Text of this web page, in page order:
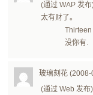
(通过 WAP 发布
太有财了。
Thirteen
没你有.
玻璃刻花
(通过 Web 发布)